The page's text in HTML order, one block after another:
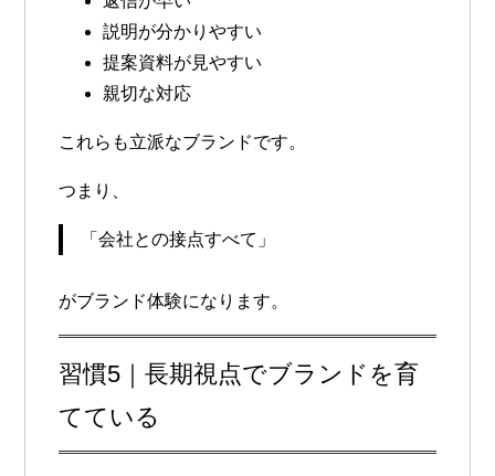
説明が分かりやすい
提案資料が見やすい
親切な対応
これらも立派なブランドです。
つまり、
「会社との接点すべて」
がブランド体験になります。
習慣5｜長期視点でブランドを育
てている